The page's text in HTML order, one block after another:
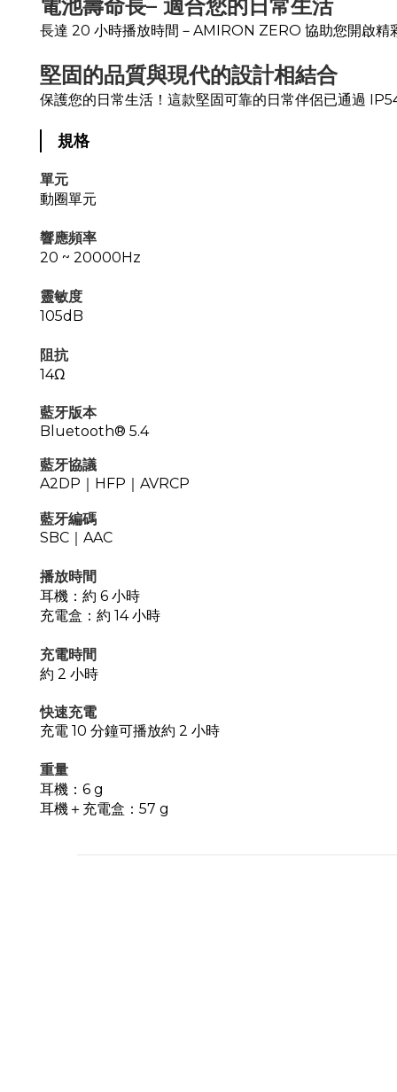
電池壽命長– 適合您的日常生活
長達 20 小時播放時間－AMIRON ZERO 協助您開啟精
堅固的品質與現代的設計相結合
保護您的日常生活！這款堅固可靠的日常伴侶已通過
規格
單元
動圈單元
響應頻率
20 ~ 20000Hz
靈敏度
105dB
阻抗
14Ω
藍牙版本
Bluetooth® 5.4
藍牙協議
A2DP ｜ HFP ｜ AVRCP
藍牙編碼
SBC｜AAC
播放時間
耳機：約 6 小時
充電盒：約 14 小時
充電時間
約 2 小時
快速充電
充電 10 分鐘可播放約 2 小時
重量
耳機：6 g
耳機＋充電盒：57 g